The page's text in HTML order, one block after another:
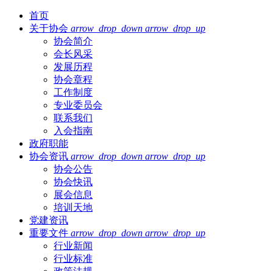
首页
关于协会 arrow_drop_down arrow_drop_up
协会简介
会长风采
发展历程
协会章程
工作制度
专业委员会
联系我们
入会指南
政府职能
协会资讯 arrow_drop_down arrow_drop_up
协会公告
协会快讯
展会信息
培训天地
党建资讯
重要文件 arrow_drop_down arrow_drop_up
行业新闻
行业标准